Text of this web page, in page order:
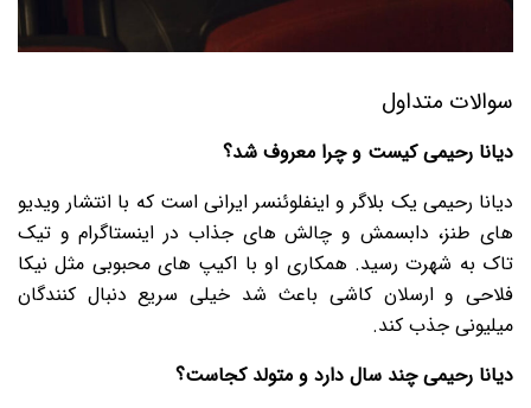
سوالات متداول
دیانا رحیمی کیست و چرا معروف شد؟
دیانا رحیمی یک بلاگر و اینفلوئنسر ایرانی است که با انتشار ویدیو
های طنز، دابسمش و چالش های جذاب در اینستاگرام و تیک
تاک به شهرت رسید. همکاری او با اکیپ های محبوبی مثل نیکا
فلاحی و ارسلان کاشی باعث شد خیلی سریع دنبال کنندگان
میلیونی جذب کند.
دیانا رحیمی چند سال دارد و متولد کجاست؟